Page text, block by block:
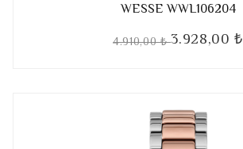
WESSE WWL106204
4.910,00 ₺3.928,00 ₺